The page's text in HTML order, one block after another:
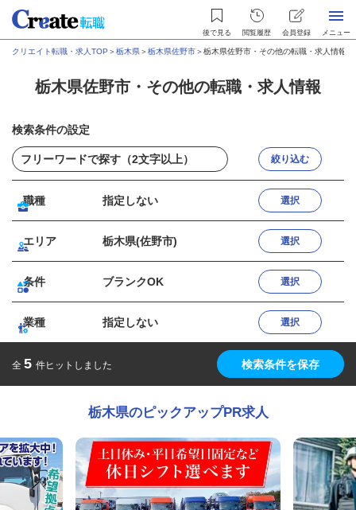
後で見る 閲覧履歴 会員登録 メニュー
クリエイト転職・求人TOP ＞栃木県＞栃木県佐野市＞栃木県佐野市・その他の転職・求人情報
栃木県佐野市・その他の転職・求人情報
検索条件の設定
絞り込む
職種 指定しない 選択
エリア 栃木県(佐野市) 選択
条件 ブランクOK 選択
業種 指定しない 選択
全 5 件ヒットしました 検索条件を保存
栃木県のピックアップPR求人